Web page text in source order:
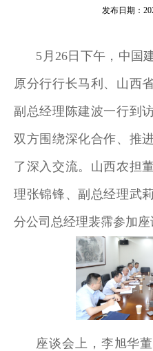
发布日期：
5月26日下午，中国
原分行行长马利、山西
副总经理陈建波一行到
双方围绕深化合作、推
了深入交流。山西农担
理张锦锋、副总经理武
分公司总经理裴霈参加座
座谈会上，李旭华